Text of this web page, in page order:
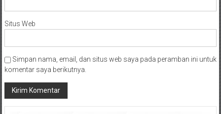
Situs Web
Simpan nama, email, dan situs web saya pada peramban ini untuk
komentar saya berikutnya.